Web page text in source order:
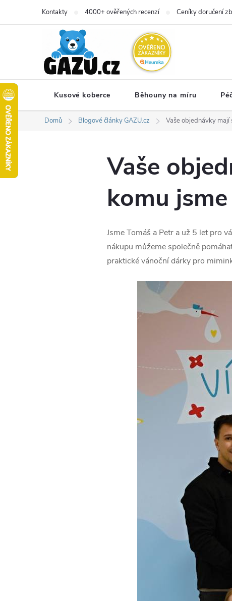
Kontakty 4000+ ověřených recenzí Ceníky doručení
Kusové koberce Běhouny na míru
Domů Blogové články GAZU.cz Vaše objednávky mají
Vaše
komu
Jsme Tomáš a Petr a už 5 let pro
nákupu můžeme společně
praktické vánoční dárky pro